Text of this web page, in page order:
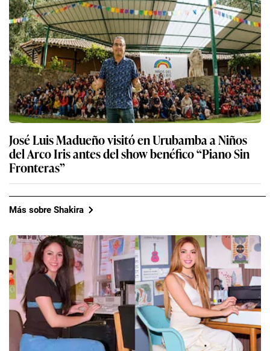
José Luis Madueño visitó en Urubamba a Niños
del Arco Iris antes del show benéfico “Piano Sin
Fronteras”
Más sobre Shakira